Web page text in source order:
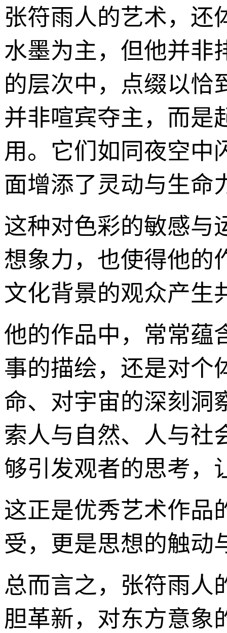
张符雨人的艺术，还
水墨为主，但他并非
的层次中，点缀以恰
并非喧宾夺主，而是
用。它们如同夜空中
面增添了灵动与生命
这种对色彩的敏感与
想象力，也使得他的
文化背景的观众产生
他的作品中，常常蕴
事的描绘，还是对个
命、对宇宙的深刻洞
索人与自然、人与社
够引发观者的思考，
这正是优秀艺术作
受，更是思想的触动
总而言之，张符雨人
胆革新，对东方意象